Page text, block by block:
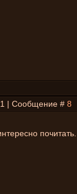
| Сообщение # 8
почитать.